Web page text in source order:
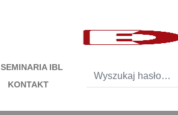
SEMINARIA IBL
KONTAKT